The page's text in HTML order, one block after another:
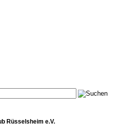
Rüsselsheim e.V.